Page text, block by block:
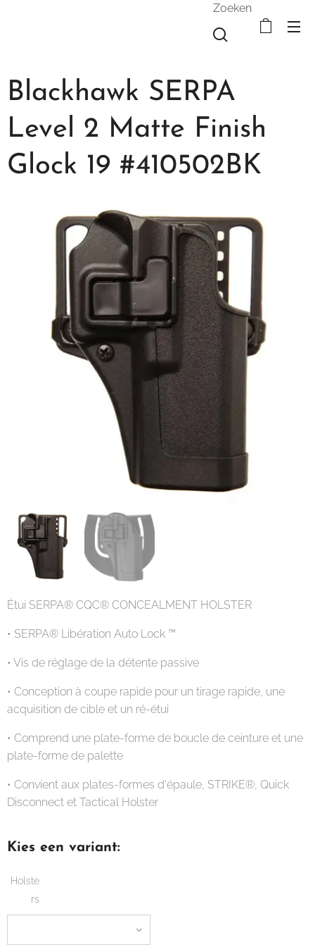
Zoeken
Blackhawk SERPA
Level 2 Matte Finish
Glock 19 #410502BK
Étui SERPA® CQC® CONCEALMENT HOLSTER
• SERPA® Libération Auto Lock ™
• Vis de réglage de la détente passive
• Conception à coupe rapide pour un tirage rapide, une
acquisition de cible et un ré-étui
• Comprend une plate-forme de boucle de ceinture et une
plate-forme de palette
• Convient aux plates-formes d'épaule, STRIKE®, Quick
Disconnect et Tactical Holster
Kies een variant:
Holste
rs